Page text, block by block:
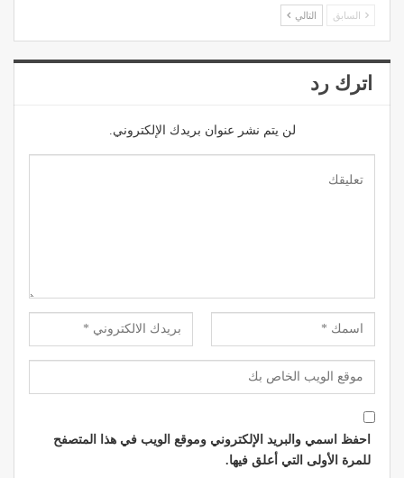
السابق التالي
اترك رد
لن يتم نشر عنوان بريدك الإلكتروني.
احفظ اسمي والبريد الإلكتروني وموقع الويب في هذا المتصفح
للمرة الأولى التي أعلق فيها.